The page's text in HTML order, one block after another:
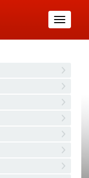
Toggle
navigation